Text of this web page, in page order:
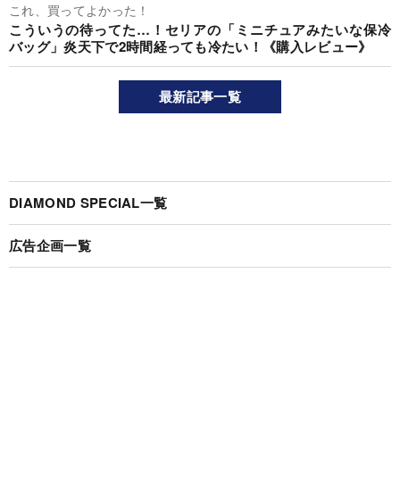
これ、買ってよかった！
こういうの待ってた…！セリアの「ミニチュアみたいな保冷
バッグ」炎天下で2時間経っても冷たい！《購入レビュー》
最新記事一覧
DIAMOND SPECIAL一覧
広告企画一覧